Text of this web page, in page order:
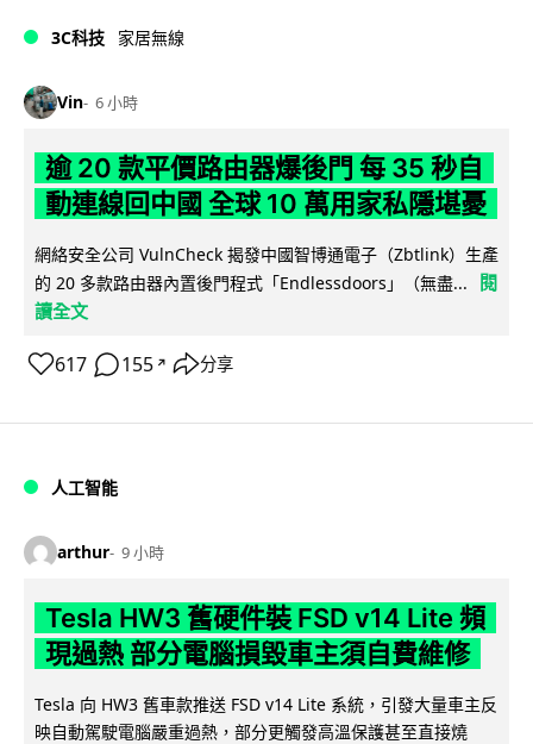
3C科技 家居無線
Vin 6 小時
逾 20 款平價路由器爆後門 每 35 秒自
動連線回中國 全球 10 萬用家私隱堪憂
網絡安全公司 VulnCheck 揭發中國智博通電子（Zbtlink）生產
的 20 多款路由器內置後門程式「Endlessdoors」（無盡...
閱
讀全文
617 155 ↗ 分享
人工智能
arthur 9 小時
Tesla HW3 舊硬件裝 FSD v14 Lite 頻
現過熱 部分電腦損毀車主須自費維修
Tesla 向 HW3 舊車款推送 FSD v14 Lite 系統，引發大量車主反
映自動駕駛電腦嚴重過熱，部分更觸發高溫保護甚至直接燒